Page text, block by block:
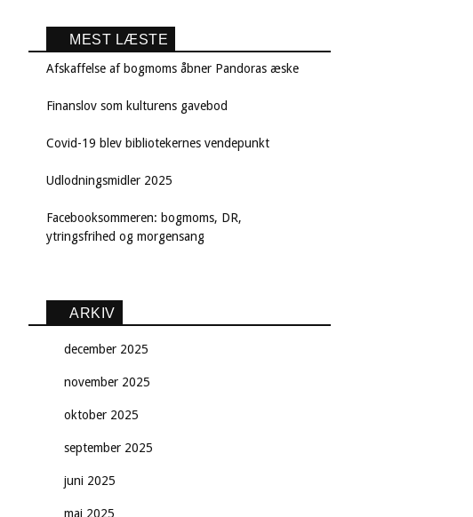
MEST LÆSTE
Afskaffelse af bogmoms åbner Pandoras æske
Finanslov som kulturens gavebod
Covid-19 blev bibliotekernes vendepunkt
Udlodningsmidler 2025
Facebooksommeren: bogmoms, DR,
ytringsfrihed og morgensang
ARKIV
december 2025
november 2025
oktober 2025
september 2025
juni 2025
maj 2025